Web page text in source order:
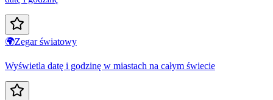
🌍Zegar światowy
Wyświetla datę i godzinę w miastach na całym świecie